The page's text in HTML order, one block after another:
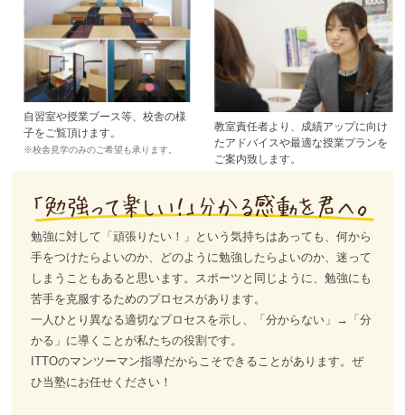
自習室や授業ブース等、校舎の様
子をご覧頂けます。
※校舎見学のみのご希望も承ります。
教室責任者より、成績アップに向け
たアドバイスや最適な授業プランを
ご案内致します。
勉強に対して「頑張りたい！」という気持ちはあっても、何から
手をつけたらよいのか、どのように勉強したらよいのか、迷って
しまうこともあると思います。スポーツと同じように、勉強にも
苦手を克服するためのプロセスがあります。
一人ひとり異なる適切なプロセスを示し、「分からない」→「分
かる」に導くことが私たちの役割です。
ITTOのマンツーマン指導だからこそできることがあります。ぜ
ひ当塾にお任せください！